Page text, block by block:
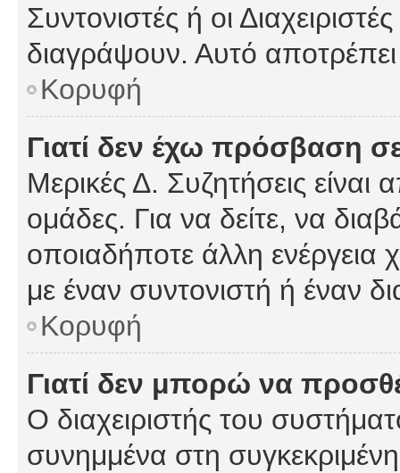
Συντονιστές ή οι
διαγράψουν. Αυτό
Κορυφή
Γιατί δεν έχω πρόσβαση
Μερικές Δ. Συζητήσεις είναι
ομάδες. Για να δείτε, να
οποιαδήποτε άλλη ενέργεια
με έναν συντονιστή ή έναν
Κορυφή
Γιατί δεν μπορώ να
Ο διαχειριστής του
συνημμένα στη